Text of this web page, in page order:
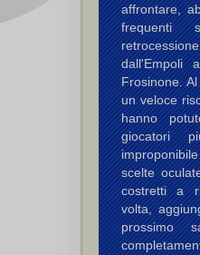
affrontare,
frequenti
dall'Empoli
Frosinone.
un veloce
hanno
giocatori
scelte
costretti a
volta,
prossimo